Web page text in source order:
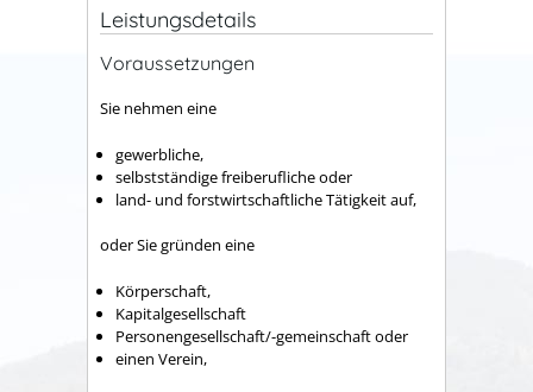
Leistungsdetails
Voraussetzungen
Sie nehmen eine
gewerbliche,
selbstständige freiberufliche oder
land- und forstwirtschaftliche Tätigkeit auf,
oder Sie gründen eine
Körperschaft,
Kapitalgesellschaft
Personengesellschaft/-gemeinschaft oder
einen Verein,